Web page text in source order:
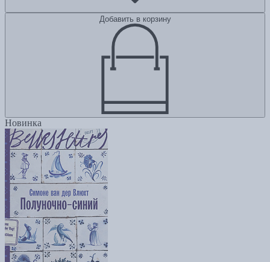
Добавить в корзину
Новинка